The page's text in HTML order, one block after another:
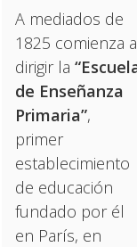
A mediados de
1825 comienza a
dirigir la
de Enseñanza
Primaria”,
primer
establecimiento
de educación
fundado por él
en París, en